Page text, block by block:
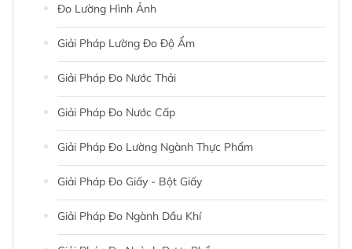
Đo Lường Hình Ảnh
Giải Pháp Lường Đo Độ Ẩm
Giải Pháp Đo Nước Thải
Giải Pháp Đo Nước Cấp
Giải Pháp Đo Lường Ngành Thực Phẩm
Giải Pháp Đo Giấy - Bột Giấy
Giải Pháp Đo Ngành Dầu Khí